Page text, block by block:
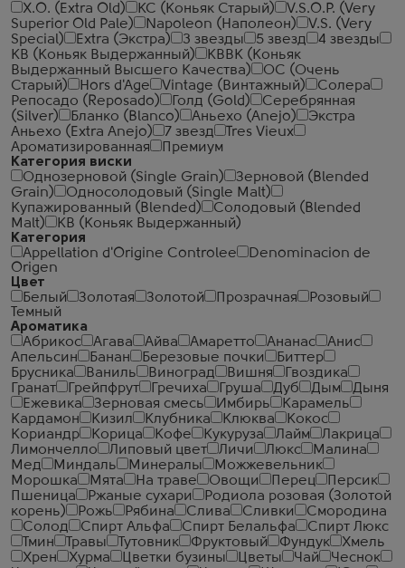
X.O. (Extra Old)
КС (Коньяк Старый)
V.S.O.P. (Very
Superior Old Pale)
Napoleon (Наполеон)
V.S. (Very
Special)
Extra (Экстра) 3 звезды 5 звезд
4 звезды
КВ (Коньяк Выдержанный)
КВВК (Коньяк
Выдержанный Высшего Качества)
ОС (Очень
Старый)
Hors d'Age Vintage (Винтажный)
Солера
Репосадо (Reposado)
Голд (Gold)
Серебрянная
(Silver)
Бланко (Blanco) Аньехо (Anejo)
Экстра
Аньехо (Extra Anejo)
7 звезд
Tres Vieux
Ароматизированная
Премиум
Категория виски
Однозерновой (Single Grain)
Зерновой (Blended
Grain)
Односолодовый (Single Malt)
Купажированный (Blended)
Солодовый (Blended
Malt)
КВ (Коньяк Выдержанный)
Категория
Appellation d'Origine Controlee
Denominacion de
Origen
Цвет
Белый
Золотая Золотой Прозрачная
Розовый
Темный
Ароматика
Абрикос
Агава Айва Амаретто Ананас
Анис
Апельсин
Банан Березовые почки
Биттер
Брусника
Ваниль Виноград Вишня
Гвоздика
Гранат
Грейпфрут Гречиха Груша Дуб Дым
Дыня
Ежевика
Зерновая смесь Имбирь
Карамель
Кардамон
Кизил Клубника Клюква
Кокос
Кориандр
Корица Кофе Кукуруза Лайм
Лакрица
Лимончелло
Липовый цвет Личи Люкс
Малина
Мед
Миндаль Минералы
Можжевельник
Морошка
Мята На траве Овощи Перец
Персик
Пшеница
Ржаные сухари
Родиола розовая (Золотой
корень)
Рожь Рябина Слива Сливки
Смородина
Солод
Спирт Альфа Спирт Белальфа
Спирт Люкс
Тмин
Травы Тутовник Фруктовый Фундук
Хмель
Хрен
Хурма Цветки бузины Цветы Чай
Чеcнок